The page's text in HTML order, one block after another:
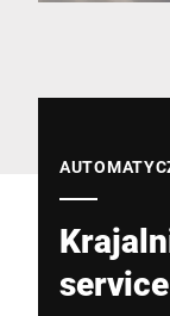
service